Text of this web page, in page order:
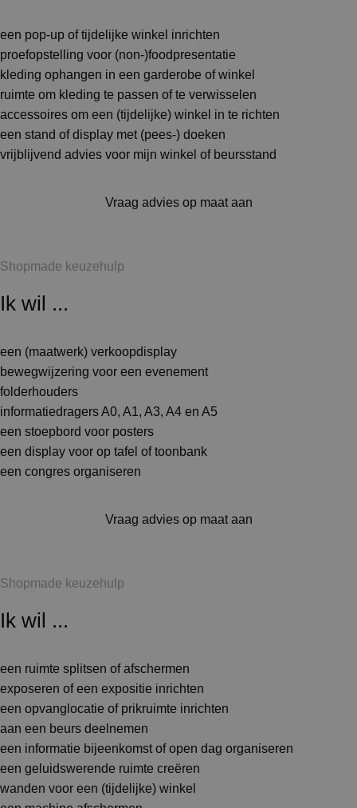
een pop-up of tijdelijke winkel inrichten
proefopstelling voor (non-)foodpresentatie
kleding ophangen in een garderobe of winkel
ruimte om kleding te passen of te verwisselen
accessoires om een (tijdelijke) winkel in te richten
een stand of display met (pees-) doeken
vrijblijvend advies voor mijn winkel of beursstand
Vraag advies op maat aan
Shopmade keuzehulp
Ik wil ...
een (maatwerk) verkoopdisplay
bewegwijzering voor een evenement
folderhouders
informatiedragers A0, A1, A3, A4 en A5
een stoepbord voor posters
een display voor op tafel of toonbank
een congres organiseren
Vraag advies op maat aan
Shopmade keuzehulp
Ik wil ...
een ruimte splitsen of afschermen
exposeren of een expositie inrichten
een opvanglocatie of prikruimte inrichten
aan een beurs deelnemen
een informatie bijeenkomst of open dag organiseren
een geluidswerende ruimte creëren
wanden voor een (tijdelijke) winkel